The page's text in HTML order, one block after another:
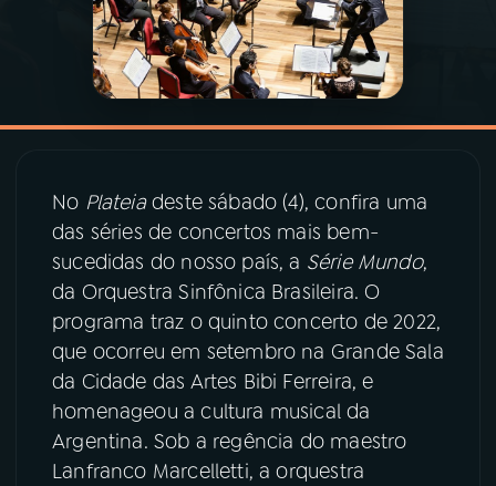
PODCASTS
06VIDEOCASTS
07 ÚLTIMAS
PRÊMIO RÁDIO MEC
ACOMPANHE A RÁDIO MEC
YouTube Facebook
Instagram
No Plateiadeste sábado (4), confira uma
das séries de concertos mais bem-
sucedidas do nosso país, a Série Mundo,
da Orquestra Sinfônica Brasileira. O
programa traz o quinto concerto de 2022,
que ocorreu em setembro na Grande Sala
da Cidade das Artes Bibi Ferreira, e
homenageou a cultura musical da
Argentina. Sob a regência do maestro
Lanfranco Marcelletti, a orquestra